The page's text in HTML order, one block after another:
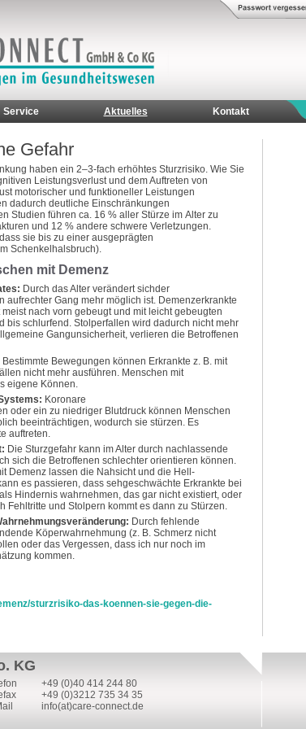
Service Aktuelles Kontakt
Gefahr
haben ein 2–3-fach erhöhtes Sturzrisiko. Wie Sie
Leistungsverlust und dem Auftreten von
motorischer und funktioneller Leistungen
dadurch deutliche Einschränkungen
Studien führen ca. 16 % aller Stürze im Alter zu
und 12 % andere schwere Verletzungen.
sie bis zu einer ausgeprägten
Schenkelhalsbruch).
mit Demenz
Durch das Alter verändert sichder
aufrechter Gang mehr möglich ist. Demenzerkrankte
nach vorn gebeugt und mit leicht gebeugten
bis schlurfend. Stolperfallen wird dadurch nicht mehr
Gangunsicherheit, verlieren die Betroffenen
Bestimmte Bewegungen können Erkrankte z. B. mit
nicht mehr ausführen. Menschen mit
eigene Können.
Koronare
oder ein zu niedriger Blutdruck können Menschen
beeinträchtigen, wodurch sie stürzen. Es
auftreten.
Die Sturzgefahr kann im Alter durch nachlassende
sich die Betroffenen schlechter orientieren können.
Demenz lassen die Nahsicht und die Hell-
es passieren, dass sehgeschwächte Erkrankte bei
Hindernis wahrnehmen, das gar nicht existiert, oder
Fehltritte und Stolpern kommt es dann zu Stürzen.
Durch fehlende
Köperwahrnehmung (z. B. Schmerz nicht
oder das Vergessen, dass ich nur noch im
kommen.
sturzrisiko-das-koennen-sie-gegen-die-
KG
+49 (0)40 414 244 80
+49 (0)3212 735 34 35
info(at)care-connect.de